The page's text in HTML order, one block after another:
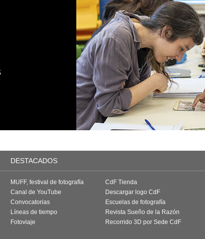
DESTACADOS
MUFF, festival de fotografía
Canal de YouTube
Convocatorias
Líneas de tiempo
Fotoviaje
CdF Tienda
Descargar logo CdF
Escuelas de fotografía
Revista Sueño de la Razón
Recorrido 3D por Sede CdF